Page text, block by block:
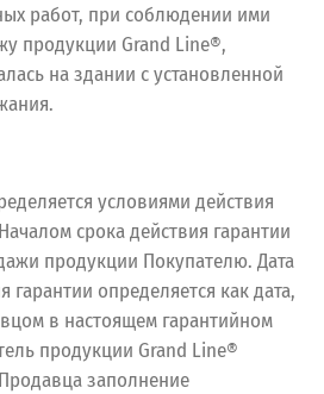
работ, при соблюдении ими
продукции Grand Line®,
на здании с установленной
условиями действия
срока действия гарантии
продукции Покупателю. Дата
гарантии определяется как дата,
в настоящем гарантийном
продукции Grand Line®
заполнение